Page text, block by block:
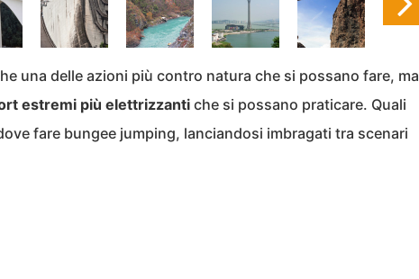
una delle azioni più contro natura che si possano fare, ma
estremi più elettrizzanti che si possano praticare. Quali
fare bungee jumping, lanciandosi imbragati tra scenari